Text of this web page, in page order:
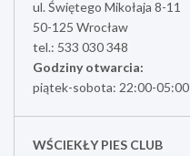
ul. Świętego Mikołaja 8-11
50-125 Wrocław
tel.: 533 030 348
Godziny otwarcia:
piątek-sobota: 22:00-05:00
WŚCIEKŁY PIES CLUB